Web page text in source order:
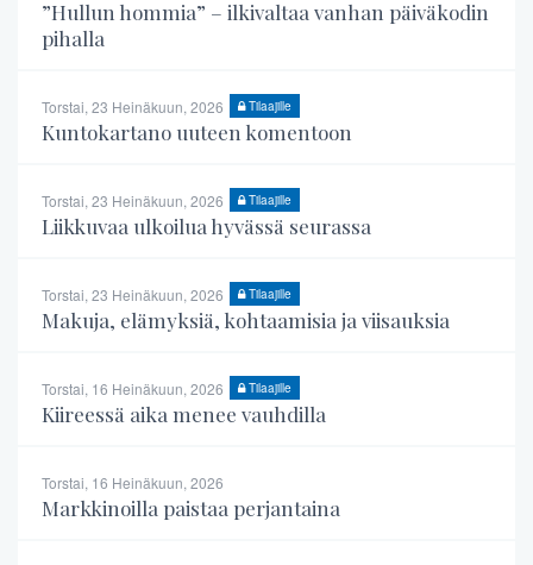
”Hullun hommia” – ilkivaltaa vanhan päiväkodin
pihalla
Torstai, 23 Heinäkuun, 2026 Tilaajille
Kuntokartano uuteen komentoon
Torstai, 23 Heinäkuun, 2026 Tilaajille
Liikkuvaa ulkoilua hyvässä seurassa
Torstai, 23 Heinäkuun, 2026 Tilaajille
Makuja, elämyksiä, kohtaamisia ja viisauksia
Torstai, 16 Heinäkuun, 2026 Tilaajille
Kiireessä aika menee vauhdilla
Torstai, 16 Heinäkuun, 2026
Markkinoilla paistaa perjantaina